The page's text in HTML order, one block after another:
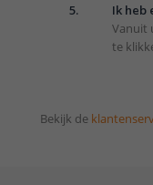
5.
Ik heb
Vanuit
te
Bekijk de